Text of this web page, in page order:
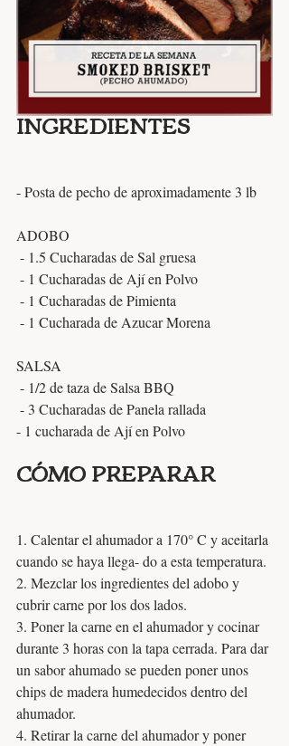
INGREDIENTES
- Posta de pecho de aproximadamente 3 lb
ADOBO
- 1.5 Cucharadas de Sal gruesa
- 1 Cucharadas de Ají en Polvo
- 1 Cucharadas de Pimienta
- 1 Cucharada de Azucar Morena
SALSA
- 1/2 de taza de Salsa BBQ
- 3 Cucharadas de Panela rallada
- 1 cucharada de Ají en Polvo
CÓMO PREPARAR
1. Calentar el ahumador a 170° C y aceitarla
cuando se haya llega- do a esta temperatura.
2. Mezclar los ingredientes del adobo y
cubrir carne por los dos lados.
3. Poner la carne en el ahumador y cocinar
durante 3 horas con la tapa cerrada. Para dar
un sabor ahumado se pueden poner unos
chips de madera humedecidos dentro del
ahumador.
4. Retirar la carne del ahumador y poner